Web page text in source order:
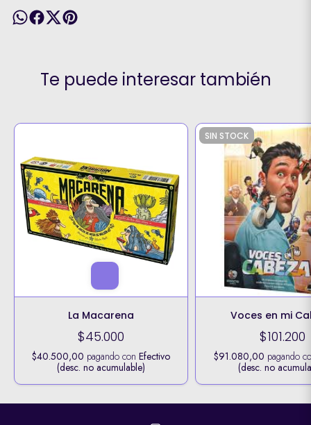
Te puede interesar también
La Macarena
$45.000
$40.500,00 pagando conEfectivo
(desc. no acumulable)
SIN STOCK
Voces en mi
$101.200
$91.080,00 pagando
(desc. no